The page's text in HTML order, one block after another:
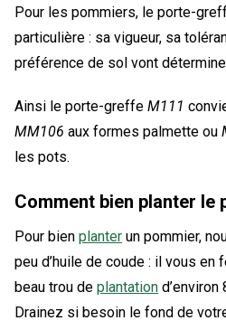
Pour les pommiers, le porte-
particulière : sa vigueur, sa
préférence de sol vont
Ainsi le porte-greffe M111
MM106 aux formes palmette ou
les pots.
Comment bien planter le
Pour bien planter un pommier,
peu d’huile de coude : il vous en
beau trou de plantation
Drainez si besoin le fond de